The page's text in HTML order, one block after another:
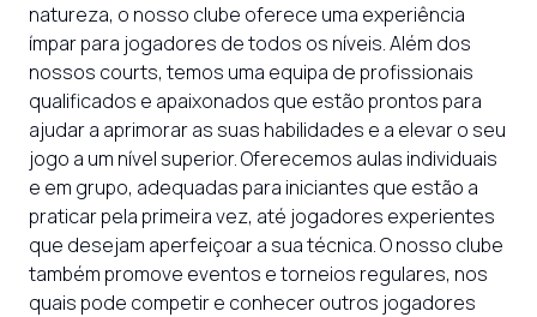
natureza, o nosso clube oferece uma experiência
ímpar para jogadores de todos os níveis. Além dos
nossos courts, temos uma equipa de profissionais
qualificados e apaixonados que estão prontos para
ajudar a aprimorar as suas habilidades e a elevar o seu
jogo a um nível superior. Oferecemos aulas individuais
e em grupo, adequadas para iniciantes que estão a
praticar pela primeira vez, até jogadores experientes
que desejam aperfeiçoar a sua técnica. O nosso clube
também promove eventos e torneios regulares, nos
quais pode competir e conhecer outros jogadores